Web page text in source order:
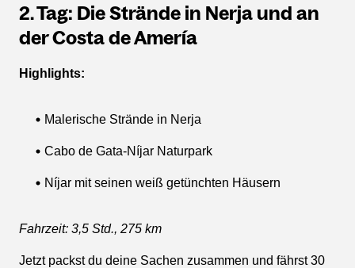
2. Tag: Die Strände in Nerja und an
der Costa de Amería
Highlights:
Malerische Strände in Nerja
Cabo de Gata-Níjar Naturpark
Níjar mit seinen weiß getünchten Häusern
Fahrzeit: 3,5 Std., 275 km
Jetzt packst du deine Sachen zusammen und fährst 30